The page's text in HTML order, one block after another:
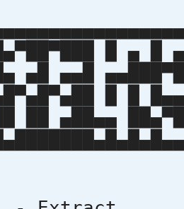
█ ▄ █
▄█ ▄▄█
█ █
██ ▄██▄▄